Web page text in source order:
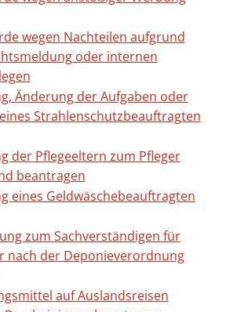
wegen Nachteilen aufgrund
oder internen
Änderung der Aufgaben oder
Strahlenschutzbeauftragten
der Pflegeeltern zum Pfleger
beantragen
eines Geldwäschebeauftragten
zum Sachverständigen für
nach der Deponieverordnung
auf Auslandsreisen